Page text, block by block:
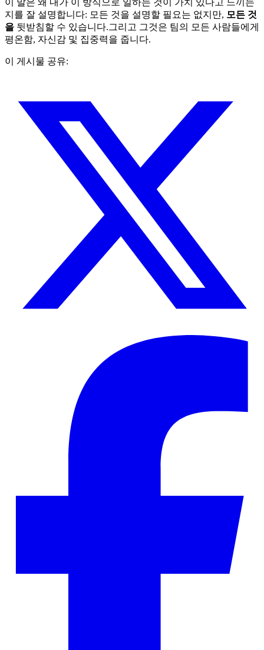
이 말은 왜 내가 이 방식으로 일하는 것이 가치 있다고 느끼는
지를 잘 설명합니다: 모든 것을 설명할 필요는 없지만, 모든 것
을 뒷받침할 수 있습니다.그리고 그것은 팀의 모든 사람들에게
평온함, 자신감 및 집중력을 줍니다.
이 게시물 공유: